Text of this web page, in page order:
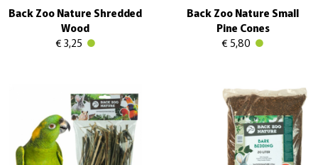
Back Zoo Nature Shredded
Wood
€ 3,25
Back Zoo Nature Small
Pine Cones
€ 5,80